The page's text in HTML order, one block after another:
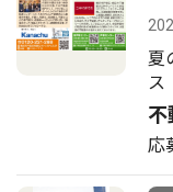
夏
ス
不
応